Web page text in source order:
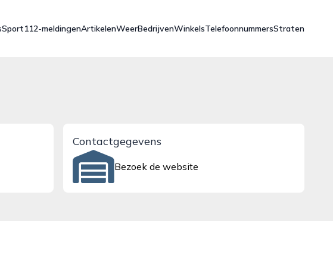
Sport112-meldingenArtikelenWeerBedrijvenWinkelsTelefoonnummersStraten
Contactgegevens
Bezoek de website